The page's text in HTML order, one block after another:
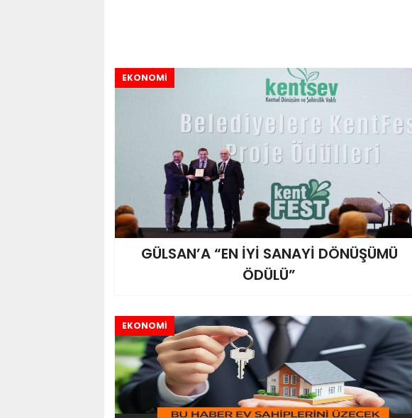
EKONOMİ
GÜLSAN’A “EN İYİ SANAYİ DÖNÜŞÜMÜ
ÖDÜLÜ”
EKONOMİ